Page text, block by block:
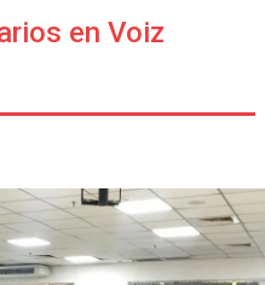
en Voiz